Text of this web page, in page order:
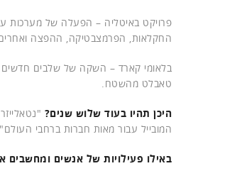
פרויקט באיטליה – הפעלה של מערכות
החקלאות, הפרמצבטיקה, ההפצה
בלאומי קארד – השקה של שלבים חדשים
טאבלט מהשטח.
היכן תהיו בעוד שלוש שנים?
המובייל עבור מאות חברות ברחבי
באילו פעילויות של אנשים